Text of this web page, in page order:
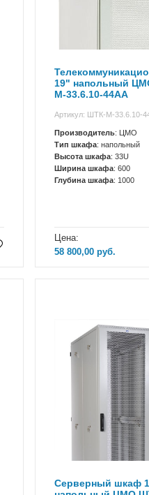
19" напольный
М-33.6.10-44АА
Артикул: ШТК-М-33.6.10-
Производитель: ЦМО
Тип шкафа: напольный
Высота шкафа: 33U
Ширина шкафа: 600
Глубина шкафа: 1000
Цена:
58 800,00руб.
Серверный шкаф